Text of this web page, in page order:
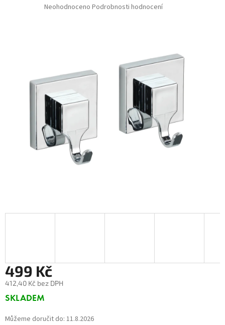
Průměrné
hodnocení
Neohodnoceno Podrobnosti hodnocení
499 Kč
412,40 Kč bez DPH
Měrná
SKLADEM
Můžeme doručit do: 11.8.2026